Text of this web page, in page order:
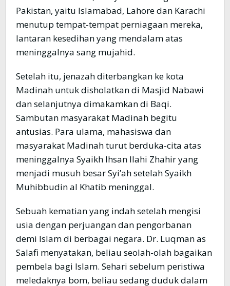
Pakistan, yaitu Islamabad, Lahore dan Karachi
menutup tempat-tempat perniagaan mereka,
lantaran kesedihan yang mendalam atas
meninggalnya sang mujahid.
Setelah itu, jenazah diterbangkan ke kota
Madinah untuk disholatkan di Masjid Nabawi
dan selanjutnya dimakamkan di Baqi.
Sambutan masyarakat Madinah begitu
antusias. Para ulama, mahasiswa dan
masyarakat Madinah turut berduka-cita atas
meninggalnya Syaikh Ihsan Ilahi Zhahir yang
menjadi musuh besar Syi’ah setelah Syaikh
Muhibbudin al Khatib meninggal.
Sebuah kematian yang indah setelah mengisi
usia dengan perjuangan dan pengorbanan
demi Islam di berbagai negara. Dr. Luqman as
Salafi menyatakan, beliau seolah-olah bagaikan
pembela bagi Islam. Sehari sebelum peristiwa
meledaknya bom, beliau sedang duduk dalam